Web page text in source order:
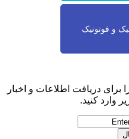
و فوتونیک
دریافت اطلاعات و اخبار
وارد کنید.